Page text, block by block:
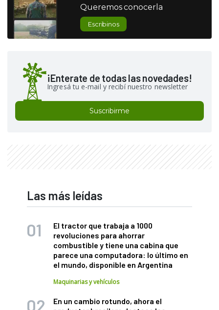
Queremos conocerla
Escribinos
¡Enterate de todas las novedades!
Ingresá tu e-mail y recibí nuestro newsletter
Suscribirme
Las más leídas
El tractor que trabaja a 1000
revoluciones para ahorrar
combustible y tiene una cabina que
parece una computadora: lo último en
el mundo, disponible en Argentina
Maquinarias y vehículos
En un cambio rotundo, ahora el